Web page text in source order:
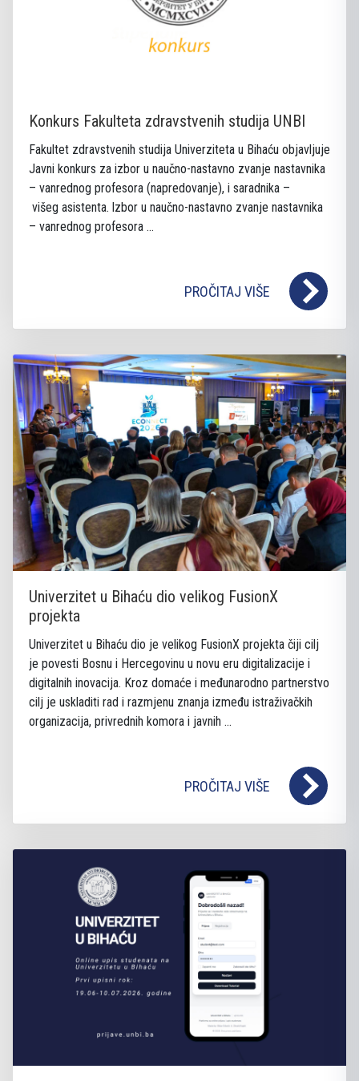
Konkurs Fakulteta zdravstvenih studija UNBI
Fakultet zdravstvenih studija Univerziteta u Bihaću objavljuje
Javni konkurs za izbor u naučno-nastavno zvanje nastavnika
– vanrednog profesora (napredovanje), i saradnika –
višeg asistenta. lzbor u naučno-nastavno zvanje nastavnika
– vanrednog profesora ...
PROČITAJ VIŠE
Univerzitet u Bihaću dio velikog FusionX
projekta
Univerzitet u Bihaću dio je velikog FusionX projekta čiji cilj
je povesti Bosnu i Hercegovinu u novu eru digitalizacije i
digitalnih inovacija. Kroz domaće i međunarodno partnerstvo
cilj je uskladiti rad i razmjenu znanja između istraživačkih
organizacija, privrednih komora i javnih ...
PROČITAJ VIŠE